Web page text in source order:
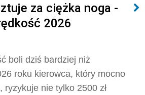
za ciężka noga -
2026
boli dziś bardziej niż
roku kierowca, który mocno
ryzykuje nie tylko 2500 zł